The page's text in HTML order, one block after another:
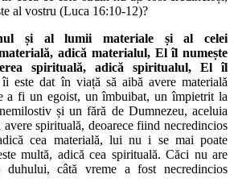
al vostru (Luca 16:10-12)?
și al lumii materiale și al celei
adică materialul, El îl numește
spirituală, adică spiritualul, El îl
este dat în viață să aibă avere materială
a fi un egoist, un îmbuibat, un împietrit la
și un fără de Dumnezeu, aceluia
spirituală, deoarece fiind necredincios
cea materială, lui nu i se mai poate
multă, adică cea spirituală. Căci nu are
câtă vreme a fost necredincios